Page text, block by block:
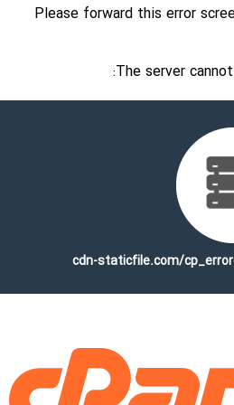
Please forward this error
The server
cdn-staticfile.com/